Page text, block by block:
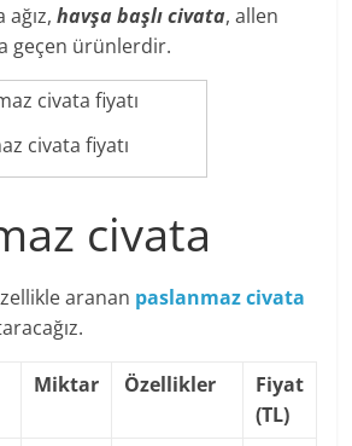
ağız,havşa başlı civata, allen
geçen ürünlerdir.
civata fiyatı
civata
aranan paslanmaz civata
Miktar Özellikler
Fiyat
(TL)